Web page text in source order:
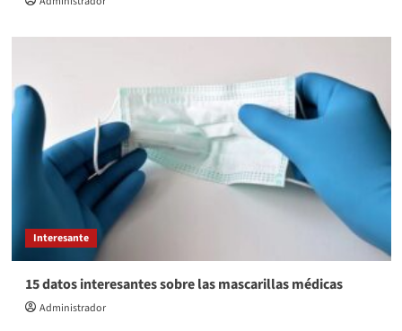
Interesante
15 datos interesantes sobre las mascarillas médicas
Administrador